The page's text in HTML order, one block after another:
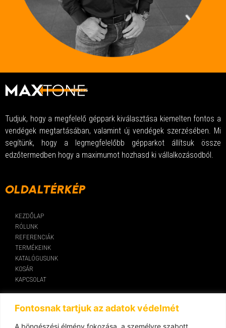
Fontosnak tartjuk az adatok védelmét
A böngészési élmény fokozása, a személyre szabott
Tudjuk, hogy a megfelelő géppark kiválasztása kiemelten fontos a
vendégek megtartásában, valamint új vendégek szerzésében. Mi
segítünk, hogy a legmegfelelőbb gépparkot állítsuk össze
edzőtermedben hogy a maximumot hozhasd ki vállalkozásodból.
OLDALTÉRKÉP
KEZDŐLAP
RÓLUNK
REFERENCIÁK
TERMÉKEINK
KATALÓGUSUNK
KOSÁR
KAPCSOLAT
KAPCSOLAT